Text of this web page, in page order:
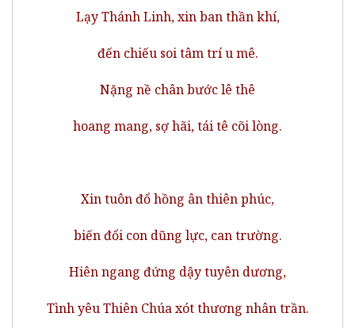
Lạy Thánh Linh, xin ban thần khí,
đến chiếu soi tâm trí u mê.
Nặng nề chân bước lê thê
hoang mang, sợ hãi, tái tê cõi lòng.
Xin tuôn đổ hồng ân thiên phúc,
biến đổi con dũng lực, can trường.
Hiên ngang đứng dậy tuyên dương,
Tình yêu Thiên Chúa xót thương nhân trần.